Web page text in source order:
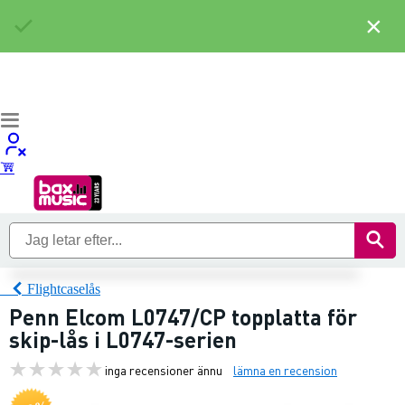
Flightcaselås
Penn Elcom L0747/CP topplatta för
skip-lås i L0747-serien
inga recensioner ännu lämna en recension
×